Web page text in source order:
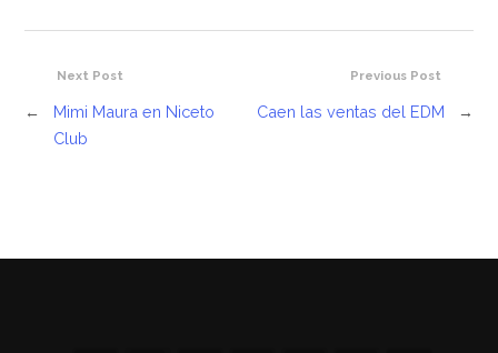
Previous Post
Caen las ventas del EDM →
Next Post
←
Mimi Maura en Niceto
Club